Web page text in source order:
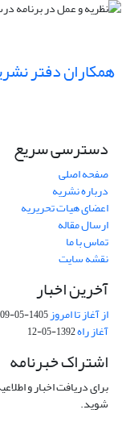
همکاران دفتر
دسترسی سریع
صفحه اصلی
درباره نشریه
اعضای هیات تحریریه
ارسال مقاله
تماس با ما
نقشه سایت
آخرین اخبار
از آغاز تا امروز1405-05-09
آغاز راه1392-05-12
اشتراک خبرنامه
برای دریافت اخبار و
شوید.